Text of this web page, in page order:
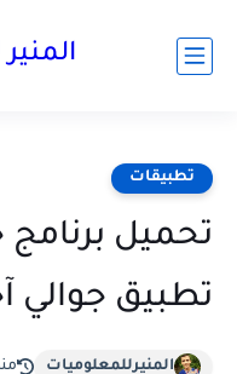
تطبيقات
تحميل
تطبيق جوالي
المنيرللمعلوميات منذ 2